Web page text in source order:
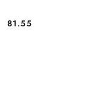
Cena:
81.55